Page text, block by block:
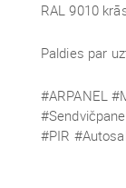
RAL 9010
Paldies par
#ARPANEL
#PIR